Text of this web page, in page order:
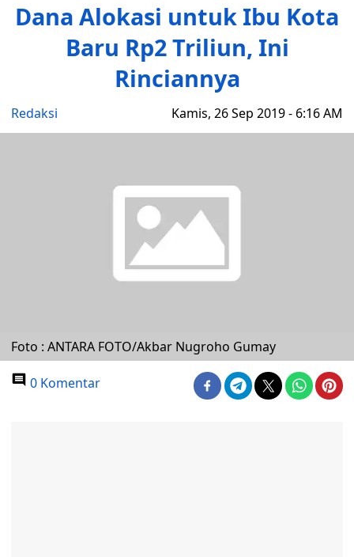
Dana Alokasi untuk Ibu Kota
Baru Rp2 Triliun, Ini
Rinciannya
Redaksi Kamis, 26 Sep 2019 - 6:16 AM
Foto : ANTARA FOTO/Akbar Nugroho Gumay
0 Komentar